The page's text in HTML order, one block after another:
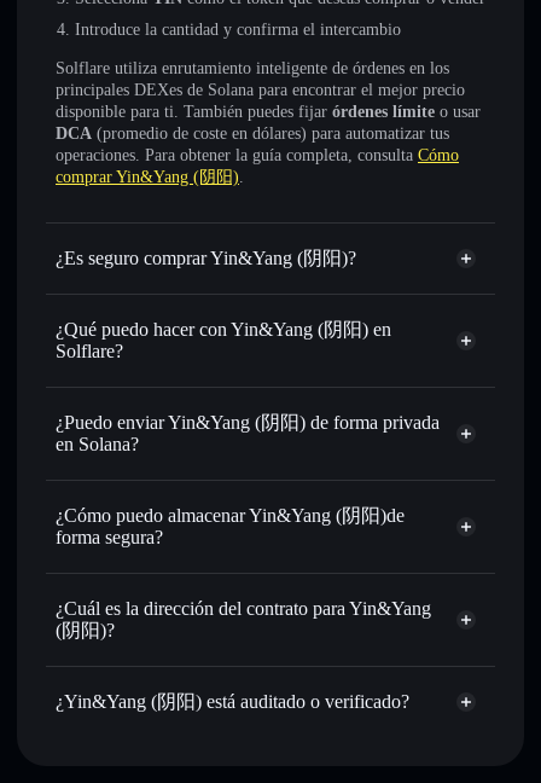
Introduce la cantidad y confirma el intercambio
Solflare utiliza enrutamiento inteligente de órdenes en los
principales DEXes de Solana para encontrar el mejor precio
disponible para ti. También puedes fijar órdenes límite o usar
DCA (promedio de coste en dólares) para automatizar tus
operaciones. Para obtener la guía completa, consulta Cómo
comprar Yin&Yang (阴阳).
¿Es seguro comprar Yin&Yang (阴阳)?
Yin&Yang (阴阳) token verificado
¿Qué puedo hacer con Yin&Yang (阴阳) en
Solflare?
Yin&Yang (阴阳)
cartera de Solflare
Intercambiar al instante : operar con YIN para SOL,
USDC o miles de otros tokens de Solana con enrutamiento
públicamente las carteras usando el agregador de privacidad
integrado de Solflare
Hacer un seguimiento en tiempo real: monitorizar el
YIN
Holdear de forma segura
sin custodia donde tú controla tus claves privadas
¿Puedo enviar Yin&Yang (阴阳) de forma privada
en Solana?
cartera de Solflare
agregador de
Yin&Yang (阴阳)
¿Cómo puedo almacenar Yin&Yang (阴阳)de
forma segura?
Yin&Yang (阴阳)
¿Cuál es la dirección del contrato para Yin&Yang
(阴阳)?
Yin&Yang
8wfEQNcYinqAM8gLwRwSXq6QwxKQ8JQA8CFA8jF3QYro
¿Yin&Yang (阴阳) está auditado o verificado?